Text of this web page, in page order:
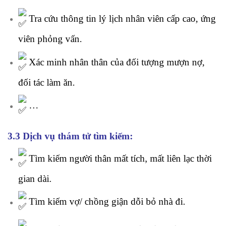
Tra cứu thông tin lý lịch nhân viên cấp cao, ứng
viên phỏng vấn.
Xác minh nhân thân của đối tượng mượn nợ,
đối tác làm ăn.
…
3.3 Dịch vụ thám tử tìm kiếm:
Tìm kiếm người thân mất tích, mất liên lạc thời
gian dài.
Tìm kiếm vợ/ chồng giận dỗi bỏ nhà đi.